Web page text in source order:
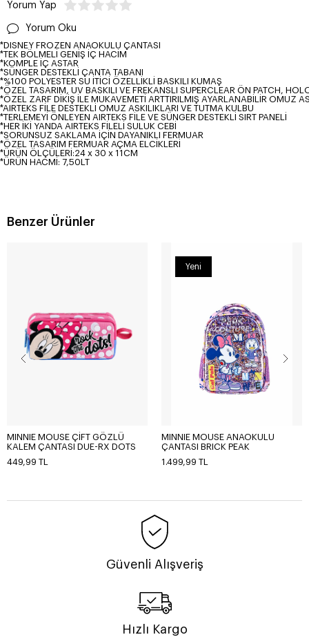
Yorum Yap
Yorum Oku
*DISNEY FROZEN ANAOKULU ÇANTASI
*TEK BÖLMELİ GENİŞ İÇ HACİM
*KOMPLE İÇ ASTAR
*SÜNGER DESTEKLİ ÇANTA TABANI
*%100 POLYESTER SU İTİCİ ÖZELLİKLİ BASKILI KUMAŞ
*ÖZEL TASARIM, UV BASKILI VE FREKANSLI SUPERCLEAR ÖN PATCH,
*ÖZEL ZARF DİKİŞ İLE MUKAVEMETİ ARTTIRILMIŞ AYARLANABİLİR OMUZ
*AIRTEKS FİLE DESTEKLİ OMUZ ASKILIKLARI VE TUTMA KULBU
*TERLEMEYİ ÖNLEYEN AIRTEKS FİLE VE SÜNGER DESTEKLİ SIRT PANELİ
*HER İKİ YANDA AIRTEKS FİLELİ SULUK CEBİ
*SORUNSUZ SAKLAMA İÇİN DAYANIKLI FERMUAR
*ÖZEL TASARIM FERMUAR AÇMA ELCİKLERİ
*ÜRÜN ÖLÇÜLERİ:24 x 30 x 11CM
*ÜRÜN HACMİ: 7,50LT
Benzer Ürünler
MINNIE MOUSE ÇİFT GÖZLÜ
KALEM ÇANTASI DUE-RX DOTS
449,99 TL
Yeni
MINNIE MOUSE ANAOKULU
ÇANTASI BRICK PEAK
1.499,99 TL
Güvenli Alışveriş
Hızlı Kargo